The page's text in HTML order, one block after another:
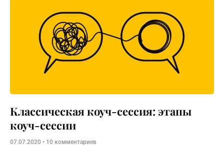
Классическая коуч-сессия: этапы
коуч-сессии
07.07.2020 10 комментариев